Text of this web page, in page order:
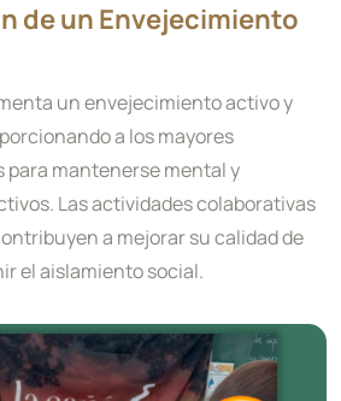
de un Envejecimiento
un envejecimiento activo y
a los mayores
para mantenerse mental y
Las actividades colaborativas
a mejorar su calidad de
el aislamiento social.